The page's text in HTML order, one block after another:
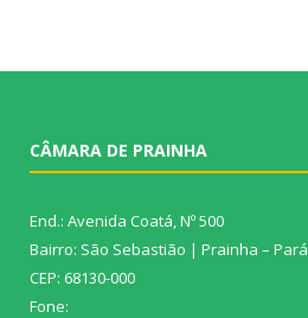
CÂMARA DE PRAINHA
End.: Avenida Coatá, Nº 500
Bairro: São Sebastião | Prainha – Pará
CEP: 68130-000
Fone: